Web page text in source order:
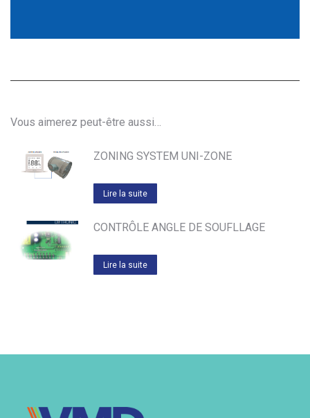
Vous aimerez peut-être aussi…
ZONING SYSTEM UNI-ZONE
Lire la suite
CONTRÔLE ANGLE DE SOUFLLAGE
Lire la suite